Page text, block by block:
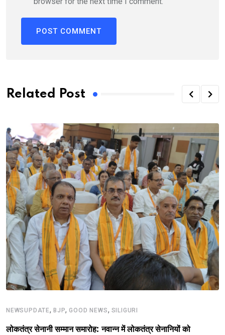
Related Post
NEWSUPDATE, BJP,GOOD NEWS, SILIGURI
लोकतंत्र सेनानी सम्मान समारोह: नवान्न में लोकतंत्र सेनानियों को